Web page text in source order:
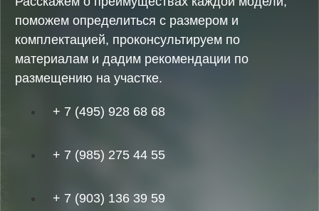
поможем определиться с размером и
комплектацией, проконсультируем по
материалам и дадим рекомендации по
размещению на участке.
+ 7 (495) 928 68 68
+ 7 (985) 275 44 55
+ 7 (903) 136 39 59